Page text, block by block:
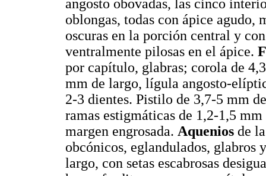
angosto obovadas, las cinco
oblongas, todas con ápice agudo,
oscuras en la porción central y
ventralmente pilosas en el ápice.
por capítulo, glabras; corola de
mm de largo, lígula angosto-
2-3 dientes. Pistilo de 3,7-5 mm
ramas estigmáticas de 1,2-1,5
margen engrosada. Aquenios de
obcónicos, eglandulados, glabros
largo, con setas escabrosas